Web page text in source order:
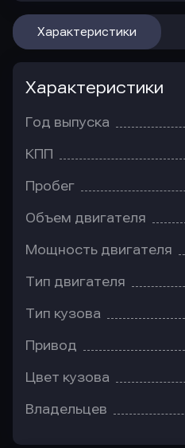
Характеристики
Характеристики
Год выпуска
КПП
Пробег
Объем двигателя
Мощность двигателя
Тип двигателя
Тип кузова
Привод
Цвет кузова
Владельцев